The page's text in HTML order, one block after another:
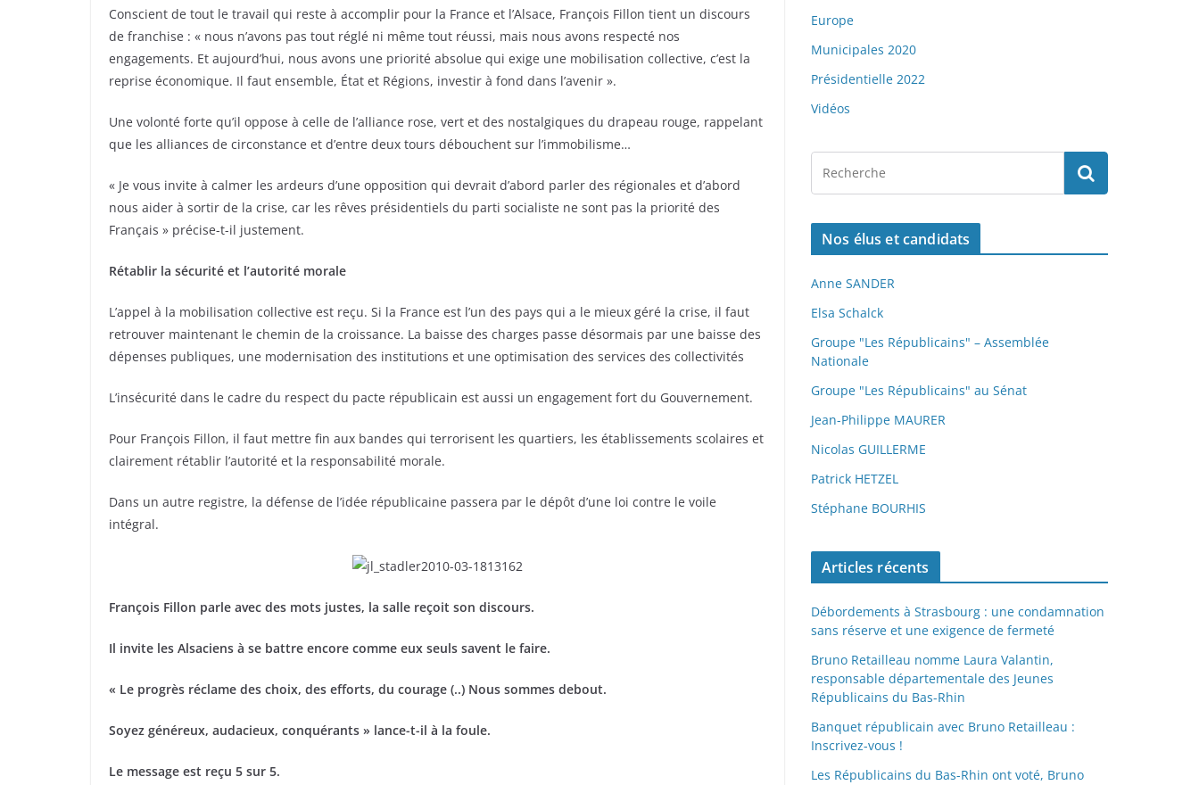
Conscient de tout le travail qui reste à accomplir pour la France et l’Alsace, François Fillon tient un discours
de franchise : « nous n’avons pas tout réglé ni même tout réussi, mais nous avons respecté nos
engagements. Et aujourd’hui, nous avons une priorité absolue qui exige une mobilisation collective, c’est la
reprise économique. Il faut ensemble, État et Régions, investir à fond dans l’avenir ».
Une volonté forte qu’il oppose à celle de l’alliance rose, vert et des nostalgiques du drapeau rouge, rappelant
que les alliances de circonstance et d’entre deux tours débouchent sur l’immobilisme…
« Je vous invite à calmer les ardeurs d’une opposition qui devrait d’abord parler des régionales et d’abord
nous aider à sortir de la crise, car les rêves présidentiels du parti socialiste ne sont pas la priorité des
Français » précise-t-il justement.
Rétablir la sécurité et l’autorité morale
L’appel à la mobilisation collective est reçu. Si la France est l’un des pays qui a le mieux géré la crise, il faut
retrouver maintenant le chemin de la croissance. La baisse des charges passe désormais par une baisse des
dépenses publiques, une modernisation des institutions et une optimisation des services des collectivités
L’insécurité dans le cadre du respect du pacte républicain est aussi un engagement fort du Gouvernement.
Pour François Fillon, il faut mettre fin aux bandes qui terrorisent les quartiers, les établissements scolaires et
clairement rétablir l’autorité et la responsabilité morale.
Dans un autre registre, la défense de l’idée républicaine passera par le dépôt d’une loi contre le voile
intégral.
François Fillon parle avec des mots justes, la salle reçoit son discours.
Il invite les Alsaciens à se battre encore comme eux seuls savent le faire.
« Le progrès réclame des choix, des efforts, du courage (..) Nous sommes debout.
Soyez généreux, audacieux, conquérants » lance-t-il à la foule.
Le message est reçu 5 sur 5.
Europe
Municipales 2020
Présidentielle 2022
Vidéos
Nos élus et candidats
Anne SANDER
Elsa Schalck
Groupe "Les Républicains" – Assemblée
Nationale
Groupe "Les Républicains" au Sénat
Jean-Philippe MAURER
Nicolas GUILLERME
Patrick HETZEL
Stéphane BOURHIS
Articles récents
Débordements à Strasbourg : une condamnation
sans réserve et une exigence de fermeté
Bruno Retailleau nomme Laura Valantin,
responsable départementale des Jeunes
Républicains du Bas-Rhin
Banquet républicain avec Bruno Retailleau :
Inscrivez-vous !
Les Républicains du Bas-Rhin ont voté, Bruno